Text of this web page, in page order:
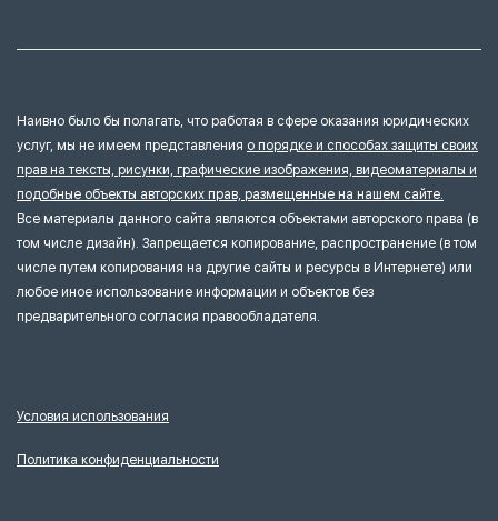
Наивно было бы полагать, что работая в сфере оказания юридических
услуг, мы не имеем представления о порядке и способах защиты своих
прав на тексты, рисунки, графические изображения, видеоматериалы и
подобные объекты авторских прав, размещенные на нашем сайте.
Все материалы данного сайта являются объектами авторского права (в
том числе дизайн). Запрещается копирование, распространение (в том
числе путем копирования на другие сайты и ресурсы в Интернете) или
любое иное использование информации и объектов без
предварительного согласия правообладателя.
Условия использования
Политика конфиденциальности